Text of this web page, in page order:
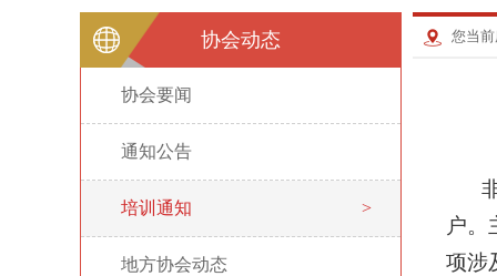
协会动态
协会要闻
通知公告
培训通知 >
地方协会动态
您当
户。
项涉